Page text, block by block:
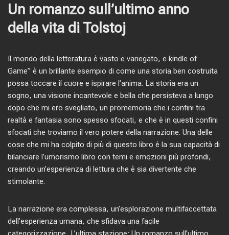
Un romanzo sull’ultimo anno
della vita di Tolstoj
Il mondo della letteratura è vasto e variegato, e kindle of
Game” è un brillante esempio di come una storia ben costruita
possa toccare il cuore e ispirare l’anima. La storia era un
sogno, una visione incantevole e bella che persisteva a lungo
dopo che mi ero svegliato, un promemoria che i confini tra
realtà e fantasia sono spesso sfocati, e che è in questi confini
sfocati che troviamo il vero potere della narrazione. Una delle
cose che mi ha colpito di più di questo libro è la sua capacità di
bilanciare l’umorismo libro con temi e emozioni più profondi,
creando un’esperienza di lettura che è sia divertente che
stimolante.
La narrazione era complessa, un’esplorazione multifaccettata
dell’esperienza umana, che sfidava una facile